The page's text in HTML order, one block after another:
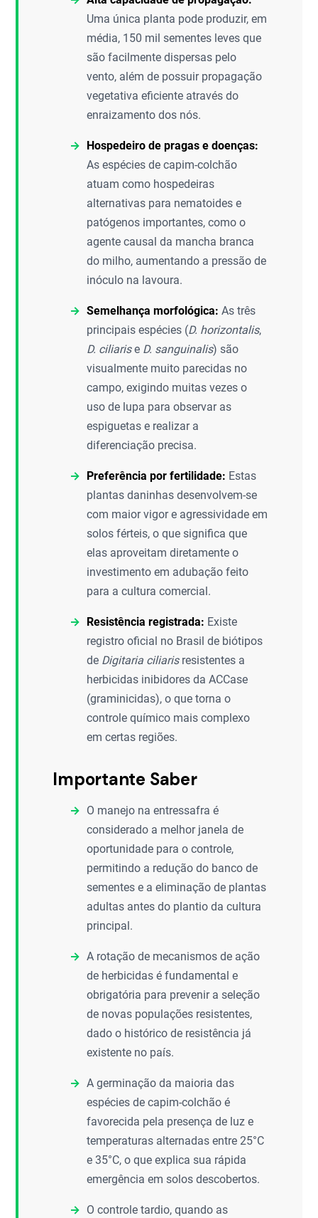
Uma única planta pode produzir, em
média, 150 mil sementes leves que
são facilmente dispersas pelo
vento, além de possuir propagação
vegetativa eficiente através do
enraizamento dos nós.
Hospedeiro de pragas e doenças:
As espécies de capim-colchão
atuam como hospedeiras
alternativas para nematoides e
patógenos importantes, como o
agente causal da mancha branca
do milho, aumentando a pressão de
inóculo na lavoura.
Semelhança morfológica: As três
principais espécies (D. horizontalis,
D. ciliarise D. sanguinalis) são
visualmente muito parecidas no
campo, exigindo muitas vezes o
uso de lupa para observar as
espiguetas e realizar a
diferenciação precisa.
Preferência por fertilidade: Estas
plantas daninhas desenvolvem-se
com maior vigor e agressividade em
solos férteis, o que significa que
elas aproveitam diretamente o
investimento em adubação feito
para a cultura comercial.
Resistência registrada: Existe
registro oficial no Brasil de biótipos
de Digitaria ciliarisresistentes a
herbicidas inibidores da ACCase
(graminicidas), o que torna o
controle químico mais complexo
em certas regiões.
Importante Saber
O manejo na entressafra é
considerado a melhor janela de
oportunidade para o controle,
permitindo a redução do banco de
sementes e a eliminação de plantas
adultas antes do plantio da cultura
principal.
A rotação de mecanismos de ação
de herbicidas é fundamental e
obrigatória para prevenir a seleção
de novas populações resistentes,
dado o histórico de resistência já
existente no país.
A germinação da maioria das
espécies de capim-colchão é
favorecida pela presença de luz e
temperaturas alternadas entre 25°C
e 35°C, o que explica sua rápida
emergência em solos descobertos.
O controle tardio, quando as